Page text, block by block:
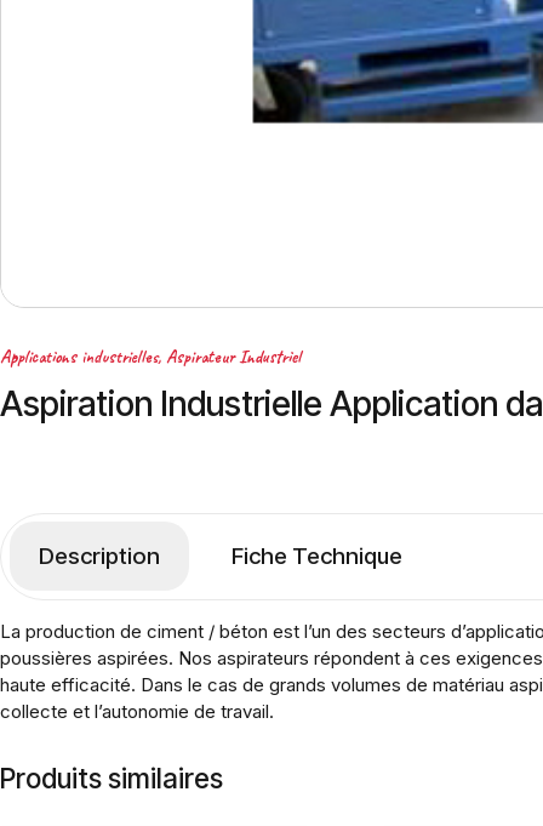
Applications industrielles, Aspirateur Industriel
Aspiration Industrielle Application
Description Fiche Technique
La production de ciment / béton est l’un des secteurs
poussières aspirées. Nos aspirateurs répondent à ces
haute efficacité. Dans le cas de grands volumes de matériau
collecte et l’autonomie de travail.
Produits similaires